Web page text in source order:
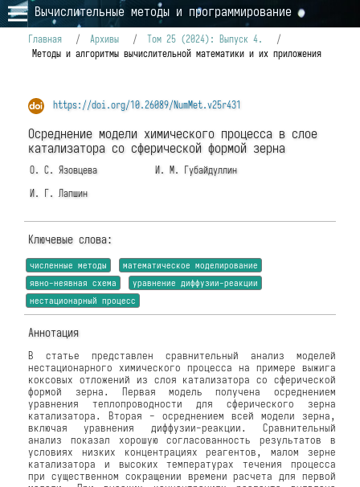
Вычислительные методы и программирование
Главная / Архивы / Том 25 (2024): Выпуск 4.
/
Методы и алгоритмы вычислительной математики и их приложения
https://doi.org/10.26089/NumMet.v25r431
Осреднение модели химического процесса в слое
катализатора со сферической формой зерна
О. С. Язовцева
И. М. Губайдуллин
И. Г. Лапшин
Ключевые слова:
численные методы
математическое моделирование
явно-неявная схема
уравнение диффузии-реакции
нестационарный процесс
Аннотация
В статье представлен сравнительный анализ моделей
нестационарного химического процесса на примере выжига
коксовых отложений из слоя катализатора со сферической
формой зерна. Первая модель получена осреднением
уравнения теплопроводности для сферического зерна
катализатора. Вторая - осреднением всей модели зерна,
включая уравнения диффузии-реакции. Сравнительный
анализ показал хорошую согласованность результатов в
условиях низких концентрациях реагентов, малом зерне
катализатора и высоких температурах течения процесса
при существенном сокращении времени расчета для первой